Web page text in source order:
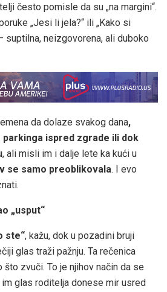
često pomisle da su „na margini“.
„Jesi li jela?“ ili „Kako si
suptilna, neizgovorena, ali duboko
da dolaze svakog dana,
parkinga ispred zgrade ili dok
, ali misli im i dalje lete ka kući u
se samo preoblikovala. I evo
„usput“
ste“, kažu, dok u pozadini bruji
glas traži pažnju. Ta rečenica
zvuči. To je njihov način da se
glas roditelja donese mir usred